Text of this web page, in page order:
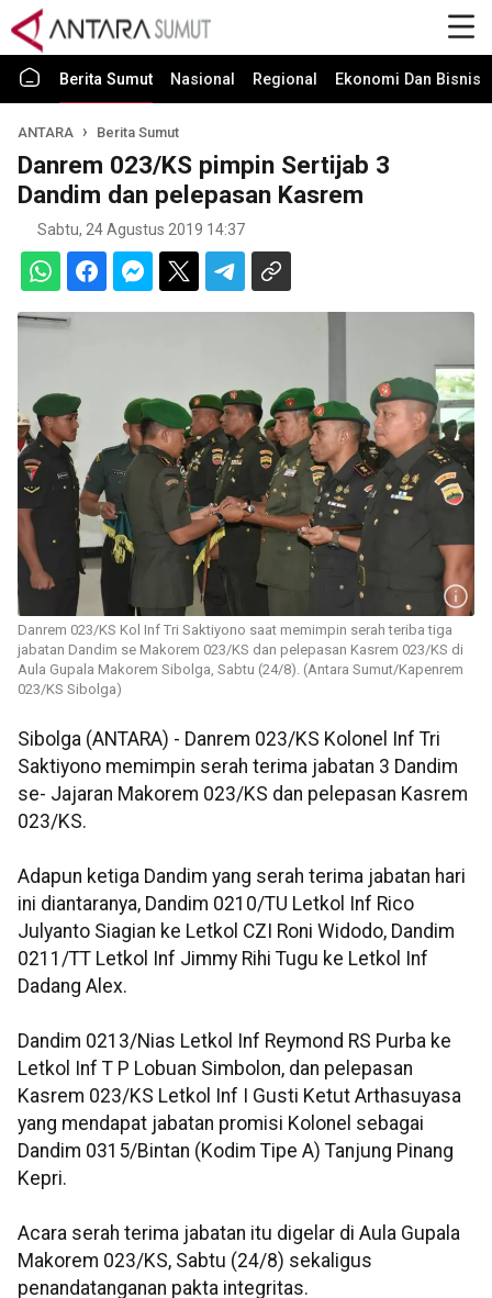
Berita Sumut Nasional Regional Ekonomi Dan Bisnis
ANTARA Berita Sumut
Danrem 023/KS pimpin Sertijab 3
Dandim dan pelepasan Kasrem
Sabtu, 24 Agustus 2019 14:37
Danrem 023/KS Kol Inf Tri Saktiyono saat memimpin serah teriba tiga
jabatan Dandim se Makorem 023/KS dan pelepasan Kasrem 023/KS di
Aula Gupala Makorem Sibolga, Sabtu (24/8). (Antara Sumut/Kapenrem
023/KS Sibolga)
Sibolga (ANTARA) - Danrem 023/KS Kolonel Inf Tri
Saktiyono memimpin serah terima jabatan 3 Dandim
se- Jajaran Makorem 023/KS dan pelepasan Kasrem
023/KS.
Adapun ketiga Dandim yang serah terima jabatan hari
ini diantaranya, Dandim 0210/TU Letkol Inf Rico
Julyanto Siagian ke Letkol CZI Roni Widodo, Dandim
0211/TT Letkol Inf Jimmy Rihi Tugu ke Letkol Inf
Dadang Alex.
Dandim 0213/Nias Letkol Inf Reymond RS Purba ke
Letkol Inf T P Lobuan Simbolon, dan pelepasan
Kasrem 023/KS Letkol Inf I Gusti Ketut Arthasuyasa
yang mendapat jabatan promisi Kolonel sebagai
Dandim 0315/Bintan (Kodim Tipe A) Tanjung Pinang
Kepri.
Acara serah terima jabatan itu digelar di Aula Gupala
Makorem 023/KS, Sabtu (24/8) sekaligus
penandatanganan pakta integritas.